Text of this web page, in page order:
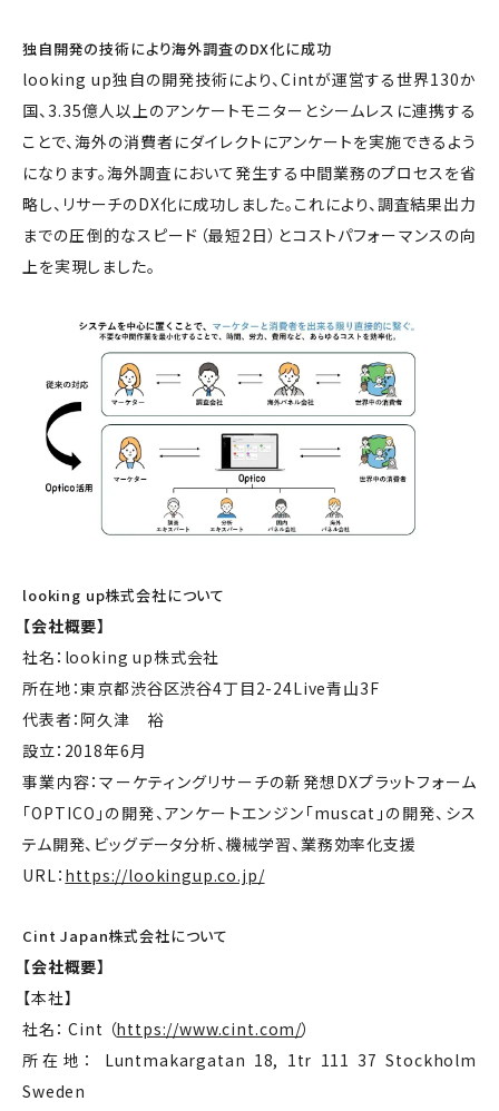
独自開発の技術により海外調査のDX化に成功
looking up独自の開発技術により、Cintが運営する世界130か
国、3.35億人以上のアンケートモニターとシームレスに連携する
ことで、海外の消費者にダイレクトにアンケートを実施できるよう
になります。海外調査において発生する中間業務のプロセスを省
略し、リサーチのDX化に成功しました。これにより、調査結果出力
までの圧倒的なスピード（最短2日）とコストパフォーマンスの向
上を実現しました。
looking up株式会社について
【会社概要】
社名：looking up株式会社
所在地：東京都渋谷区渋谷4丁目2-24Live青山3F
代表者：阿久津 裕
設立：2018年6月
事業内容：マーケティングリサーチの新発想DXプラットフォーム
「OPTICO」の開発、アンケートエンジン「muscat」の開発、シス
テム開発、ビッグデータ分析、機械学習、業務効率化支援
URL： https://lookingup.co.jp/
Cint Japan株式会社について
【会社概要】
【本社】
社名： Cint （https://www.cint.com/）
所在地： Luntmakargatan 18, 1tr 111 37 Stockholm
Sweden